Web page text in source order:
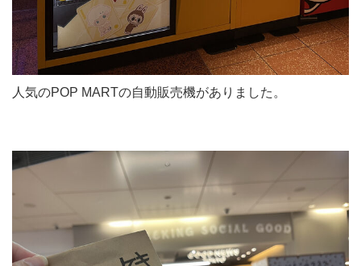
人気のPOP MARTの自動販売機がありました。